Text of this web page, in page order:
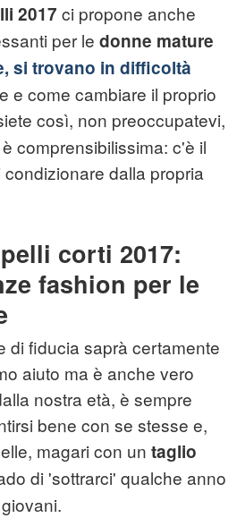
2017 ci propone anche
per le donne mature
si trovano in difficoltà
e come cambiare il proprio
così, non preoccupatevi,
comprensibilissima: c'è il
dalla propria
corti 2017:
fashion per le
di fiducia saprà certamente
aiuto ma è anche vero
nostra età, è sempre
bene con se stesse e,
magari con un taglio
di 'sottrarci' qualche anno